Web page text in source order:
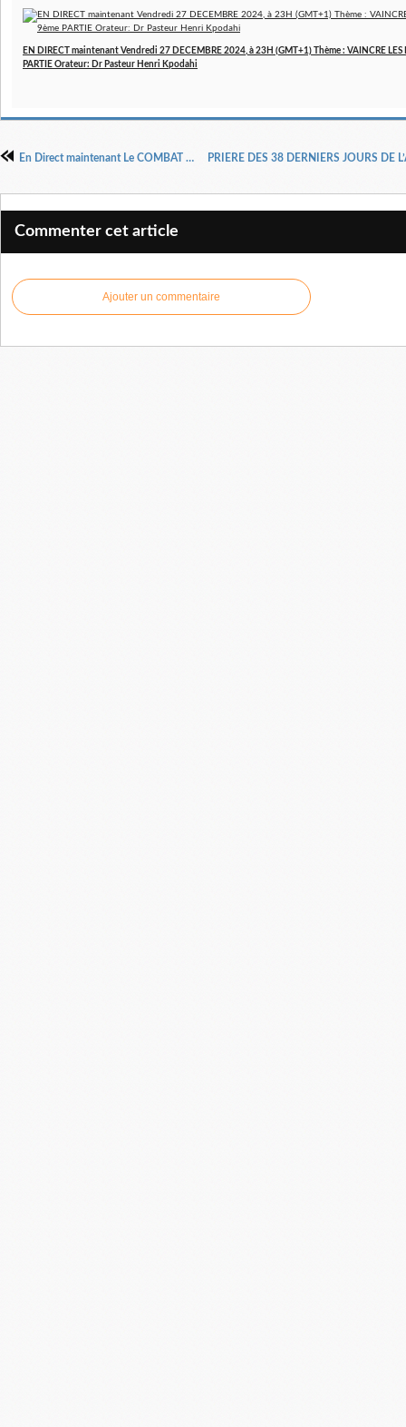
EN DIRECT maintenant Vendredi 27 DECEMBRE 2024, à 23H (GMT+1) Thème : VAINCRE LES
PARTIE Orateur: Dr Pasteur Henri Kpodahi
En Direct maintenant Le COMBAT spirituel, NE COMBAT JAMAIS SEUL (E) orateur : Dr Pasteur Henri Kpodahi
Commenter cet article
Ajouter un commentaire